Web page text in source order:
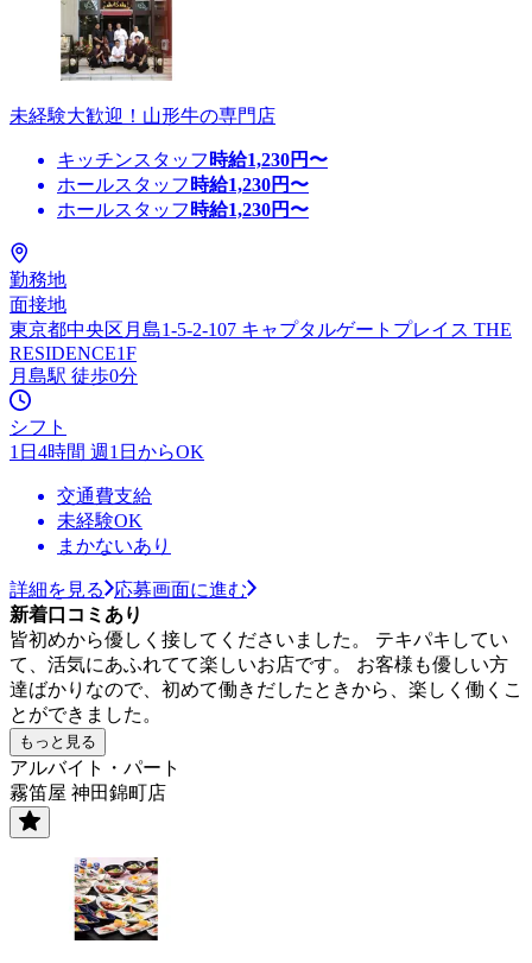
未経験大歓迎！山形牛の専門店
キッチンスタッフ 時給1,230円〜
ホールスタッフ 時給1,230円〜
ホールスタッフ 時給1,230円〜
勤務地
面接地
東京都中央区月島1-5-2-107 キャプタルゲートプレイス THE
RESIDENCE1F
月島駅 徒歩0分
シフト
1日4時間 週1日からOK
交通費支給
未経験OK
まかないあり
詳細を見る
応募画面に進む
新着口コミあり
皆初めから優しく接してくださいました。 テキパキしてい
て、活気にあふれてて楽しいお店です。 お客様も優しい方
達ばかりなので、初めて働きだしたときから、楽しく働くこ
とができました。
もっと見る
アルバイト・パート
霧笛屋 神田錦町店